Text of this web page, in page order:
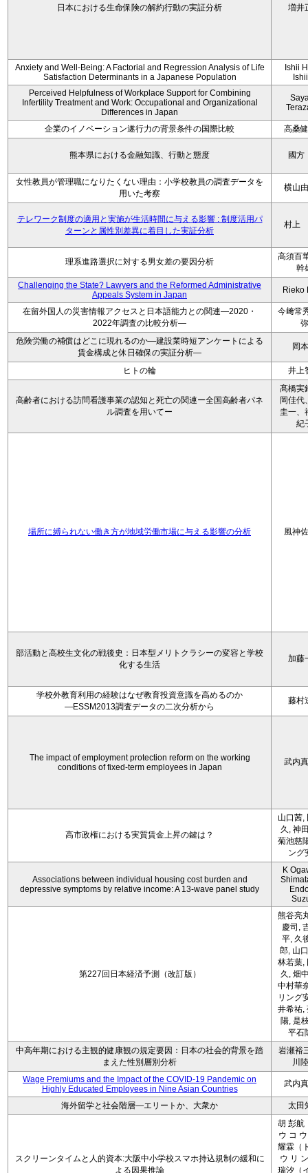
日本における生命保険の解約行動の実証分析 増井
Anxiety and Well-Being: A Factorial and Regression Analysis of Life
Satisfaction Determinants in a Japanese Population
Ishii
Perceived Helpfulness of Workplace Support for Combining
Infertility Treatment and Work: Occupational and Organizational
Differences in Japan
企業のイノベーション遂行力の背景条件の国際比較 高桑
熊本県における金融知識、行動と態度 國
女性教員が管理職になりたくない理由：小学校教員の調査データを
用いた考察
横山
テレワーク制度の適用と実施が生活時間に与える影響 : 制度活用パ
ターンと属性別差異に着目した実証分析
村上
理系進路選択に対する男女差の要因分析
高須百
幹
Challenging the State? Lawyers and the Reformed Administrative
Appeals System in Japan
Rieko
在留外国人の災害情報アクセスと日本語能力との関連―2020・
2022年調査の比較分析―
今﨑常
弥
危険労働の補償はどこに現れるのか―建設業時短アンケートによる
賃金構成と休日確保の実証分析―
岡
ヒトの輪 井上
高齢者における訪問看護事業の認知と死亡の関連ー全国高齢者パネ
ル調査を用いてー
髙橋実
岡佳代
圭一、
紀
場所に縛られない働き方が地域労働市場に与える影響の分析 風神
部活動と高校生文化の戦後史：日本型メリトクラシーの変容と学校
化する生活
加藤
学校外教育利用の経験はなぜ教育投資意識を高めるのか
―ESSM2013調査データの二次分析から
藤村
The impact of employment protection reform on the working
conditions of fixed-term employees in Japan
武内
高市政権における実質賃金上昇の鍵は？
山口茜,
久, 神
菊池慈
ング
Associations between individual housing cost burden and
depressive symptoms by relative income: A 13-wave panel study
K
第227回日本経済予測（改訂版）
熊谷亮
慶司,
平, 久
郎, 山
林若葉,
久, 畑
中村華
リング
井希祐,
陽, 是
平石
中高年期における主観的健康観の規定要因：日本の社会的背景を踏
まえた性別層別分析
岩瀬裕
川
Wage Premiums and the Impact of the COVID‑19 Pandemic on
Highly Educated Employees in Nine Asian Countries
武内
海外留学と社会階層―エリートか、大衆か 太田
スクリーンタイムと人的資本:大阪中小学校スマホ持込規制の緩和に
よる因果推論
胡 彭航
ウ コ
耀霖（
ウ リ
瑞汐（